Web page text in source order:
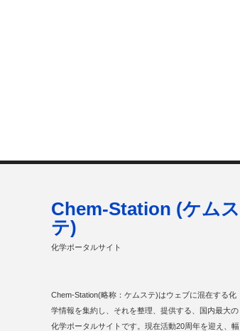
Chem-Station (ケムス
テ)
化学ポータルサイト
Chem-Station(略称：ケムステ)はウェブに混在する化
学情報を集約し、それを整理、提供する、国内最大の
化学ポータルサイトです。現在活動20周年を迎え、幅